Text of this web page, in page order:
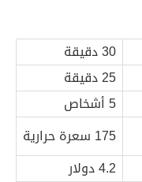
30 دقيقة
25 دقيقة
5 أشخاص
175 سعرة حرارية
4.2 دولار